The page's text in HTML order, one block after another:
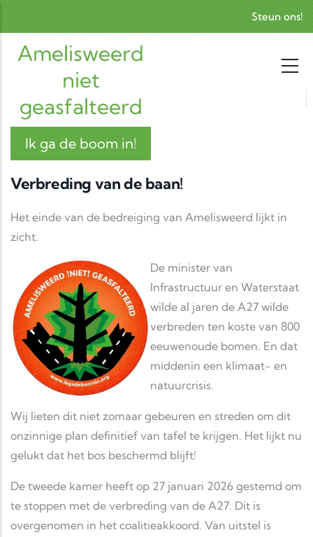
Steun ons!
Amelisweerd
niet
geasfalteerd
Ik ga de boom in!
Verbreding van de baan!
Het einde van de bedreiging van Amelisweerd lijkt in
zicht.
De minister van
Infrastructuur en Waterstaat
wilde al jaren de A27 wilde
verbreden ten koste van 800
eeuwenoude bomen. En dat
middenin een klimaat- en
natuurcrisis.
Wij lieten dit niet zomaar gebeuren en streden om dit
onzinnige plan definitief van tafel te krijgen. Het lijkt nu
gelukt dat het bos beschermd blijft!
De tweede kamer heeft op 27 januari 2026 gestemd om
te stoppen met de verbreding van de A27. Dit is
overgenomen in het coalitieakkoord. Van uitstel is